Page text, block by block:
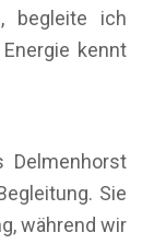
begleite ich
kennt
Delmenhorst
Sie
während wir